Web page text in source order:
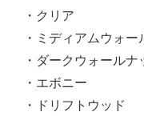
・クリア
・ミディアムウォー
・ダークウォールナ
・エボニー
・ドリフトウッド